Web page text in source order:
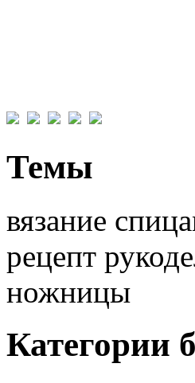
Темы
вязание
рецепт
ножницы
Категории